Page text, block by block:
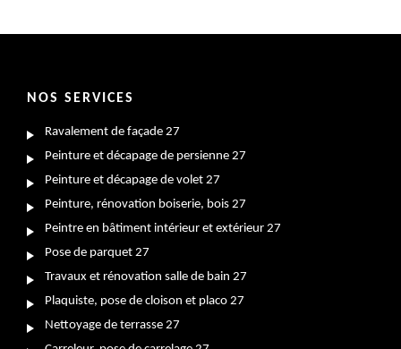
NOS SERVICES
Ravalement de façade 27
Peinture et décapage de persienne 27
Peinture et décapage de volet 27
Peinture, rénovation boiserie, bois 27
Peintre en bâtiment intérieur et extérieur 27
Pose de parquet 27
Travaux et rénovation salle de bain 27
Plaquiste, pose de cloison et placo 27
Nettoyage de terrasse 27